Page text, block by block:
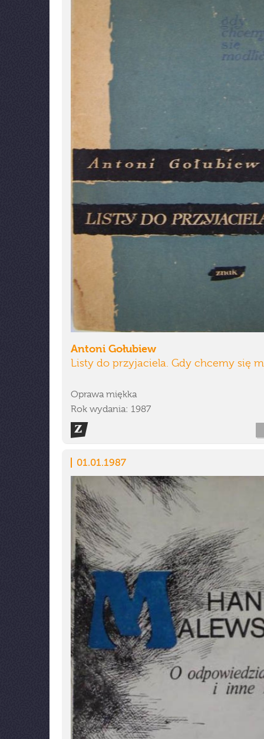
Antoni Gołubiew
Listy do przyjaciela. Gdy chcemy się
Oprawa miękka
Rok wydania: 1987
01.01.1987